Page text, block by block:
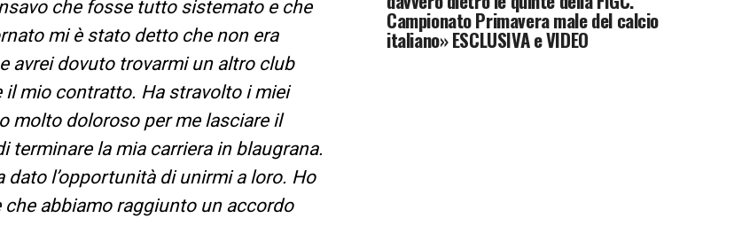
che fosse tutto sistemato e che
mi è stato detto che non era
avrei dovuto trovarmi un altro club
il mio contratto. Ha stravolto i miei
molto doloroso per me lasciare il
la mia carriera in blaugrana.
dato l’opportunità di unirmi a loro. Ho
abbiamo raggiunto un accordo
Campionato Primavera male del calcio
italiano» ESCLUSIVA e VIDEO